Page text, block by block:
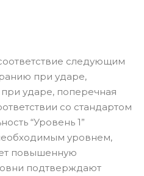
следующим
при ударе,
ударе, поперечная
со стандартом
“Уровень 1”
уровнем,
повышенную
подтверждают